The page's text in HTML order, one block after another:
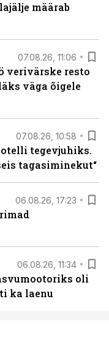
määrab
07.08.26, 11:06
verivärske resto
väga õigele
07.08.26, 10:58
tegevjuhiks.
tagasiminekut“
06.08.26, 17:23
06.08.26, 11:34
oli
ka laenu